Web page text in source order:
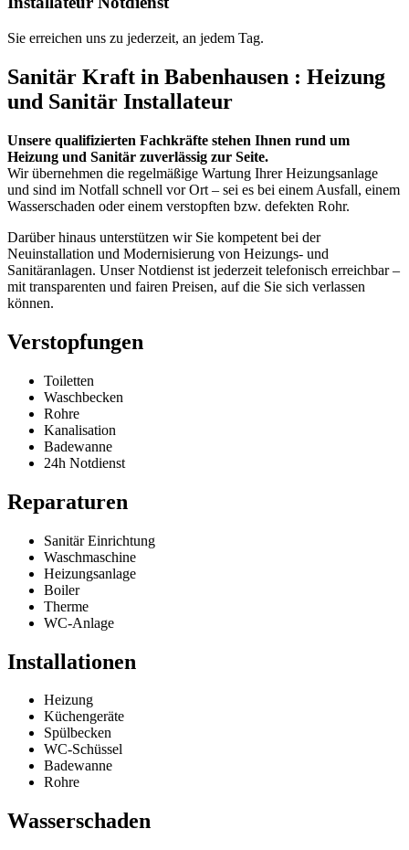
Sie erreichen uns zu jederzeit, an jedem Tag.
Sanitär Kraft in Babenhausen : Heizung
und Sanitär Installateur
Unsere qualifizierten Fachkräfte stehen Ihnen rund um
Heizung und Sanitär zuverlässig zur Seite.
Wir übernehmen die regelmäßige Wartung Ihrer Heizungsanlage
und sind im Notfall schnell vor Ort – sei es bei einem Ausfall, einem
Wasserschaden oder einem verstopften bzw. defekten Rohr.
Darüber hinaus unterstützen wir Sie kompetent bei der
Neuinstallation und Modernisierung von Heizungs- und
Sanitäranlagen. Unser Notdienst ist jederzeit telefonisch erreichbar –
mit transparenten und fairen Preisen, auf die Sie sich verlassen
können.
Verstopfungen
Toiletten
Waschbecken
Rohre
Kanalisation
Badewanne
24h Notdienst
Reparaturen
Sanitär Einrichtung
Waschmaschine
Heizungsanlage
Boiler
Therme
WC-Anlage
Installationen
Heizung
Küchengeräte
Spülbecken
WC-Schüssel
Badewanne
Rohre
Wasserschaden